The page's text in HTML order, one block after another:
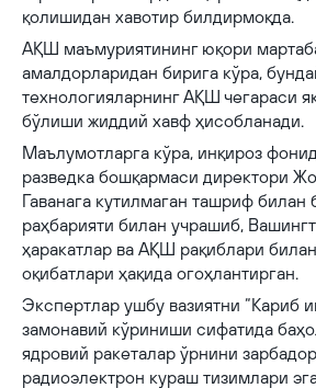
қолишидан хавотир билдирмоқда.
АҚШ маъмуриятининг юқори
амалдорларидан бирига кўра,
технологияларнинг АҚШ чегараси
бўлиши жиддий хавф ҳисобланади.
Маълумотларга кўра, инқироз
разведка бошқармаси директори
Гаванага кутилмаган ташриф билан
раҳбарияти билан учрашиб,
ҳаракатлар ва АҚШ рақиблари
оқибатлари ҳақида огоҳлантирган.
Экспертлар ушбу вазиятни “Кариб
замонавий кўриниши сифатида
ядровий ракеталар ўрнини
радиоэлектрон кураш тизимлари